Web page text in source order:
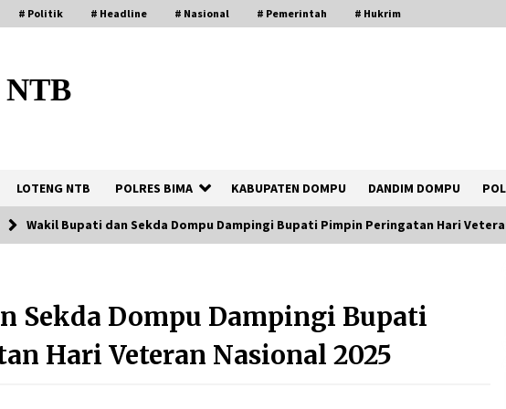
# Politik # Headline # Nasional # Pemerintah # Hukrim
LOTENG NTB POLRES BIMA KABUPATEN DOMPU DANDIM DOMPU
Ketua DPRD Dompu untuk Dirujuk ke
RSJ
Wakil Bupati dan Sekda Dompu Dampingi Bupati Pimpin Peringatan Hari
Sekda Dompu Dampingi Bupati
Hari Veteran Nasional 2025